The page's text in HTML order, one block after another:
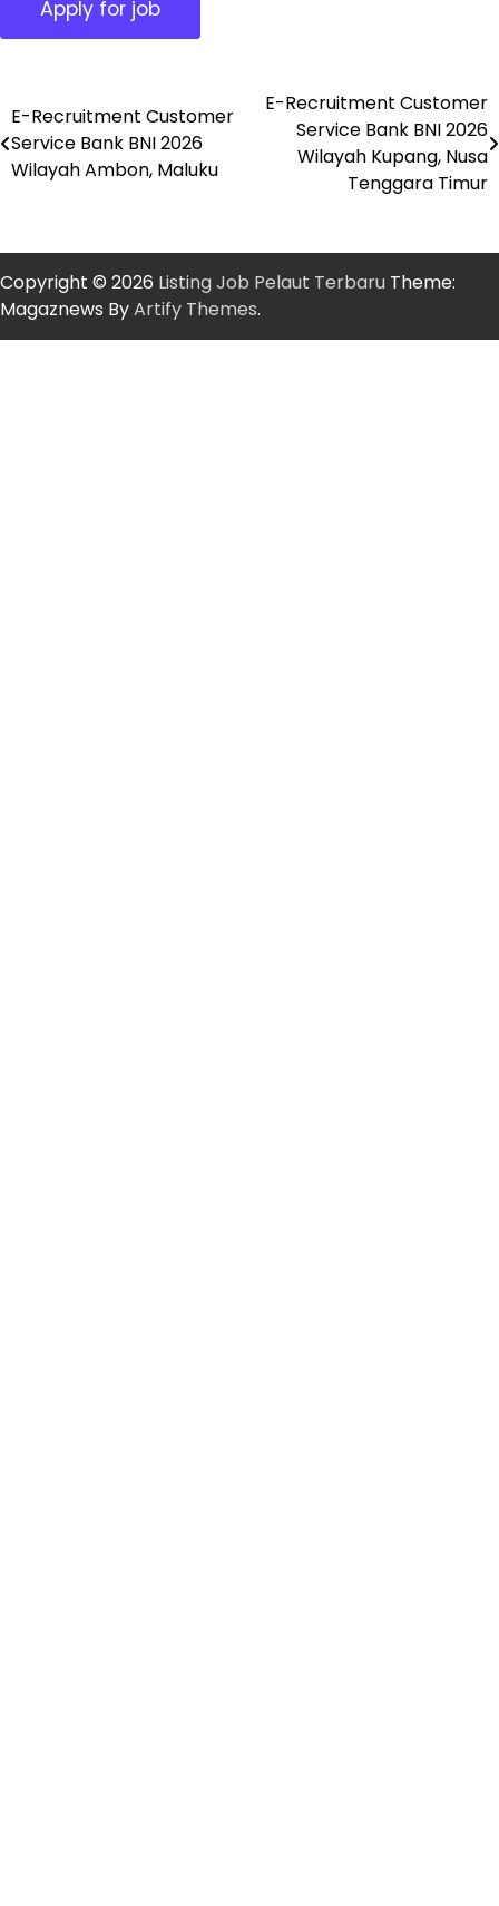
Post
navigation
E-Recruitment Customer
Service Bank BNI 2026
Wilayah Ambon, Maluku
E-Recruitment Customer
Service Bank BNI 2026
Wilayah Kupang, Nusa
Tenggara Timur
Copyright © 2026 Listing Job Pelaut Terbaru Theme:
Magaznews ByArtify Themes.